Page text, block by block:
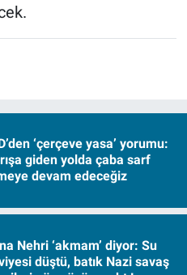
‘çerçeve yasa’ yorumu:
giden yolda çaba sarf
devam edeceğiz
Nehri ‘akmam’ diyor: Su
düştü, batık Nazi savaş